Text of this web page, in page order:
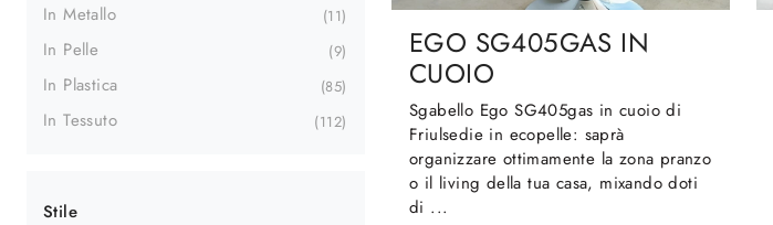
In Metallo 11
In Pelle 9
In Plastica 85
In Tessuto 112
Stile
EGO SG405GAS IN
CUOIO
Sgabello Ego SG405gas in cuoio di
Friulsedie in ecopelle: saprà
organizzare ottimamente la zona pranzo
o il living della tua casa, mixando doti
di ...